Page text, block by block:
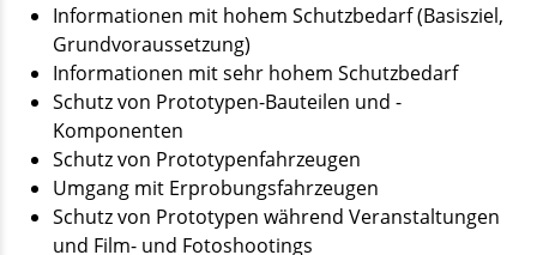
Informationen mit hohem Schutzbedarf (Basisziel,
Grundvoraussetzung)
Informationen mit sehr hohem Schutzbedarf
Schutz von Prototypen-Bauteilen und -
Komponenten
Schutz von Prototypenfahrzeugen
Umgang mit Erprobungsfahrzeugen
Schutz von Prototypen während Veranstaltungen
und Film- und Fotoshootings